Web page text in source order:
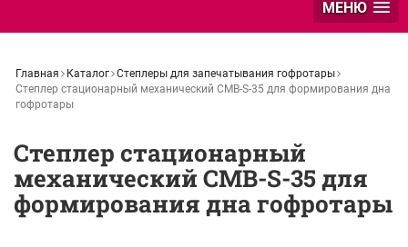
МЕНЮ
Главная Каталог Степлеры для запечатывания гофротары
Степлер стационарный механический СМВ-S-35 для формирования дна
гофротары
Степлер стационарный
механический СМВ-S-35 для
формирования дна гофротары